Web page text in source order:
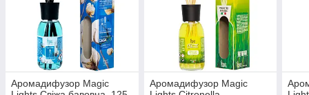
Аромадифузор Magic
Аромадифузор Magic